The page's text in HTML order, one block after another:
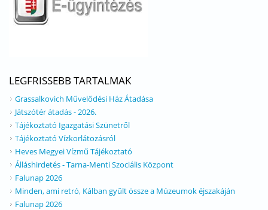
LEGFRISSEBB TARTALMAK
Grassalkovich Művelődési Ház Átadása
Játszótér átadás - 2026.
Tájékoztató Igazgatási Szünetről
Tájékoztató Vízkorlátozásról
Heves Megyei Vízmű Tájékoztató
Álláshirdetés - Tarna-Menti Szociális Központ
Falunap 2026
Minden, ami retró, Kálban gyűlt össze a Múzeumok éjszakáján
Falunap 2026